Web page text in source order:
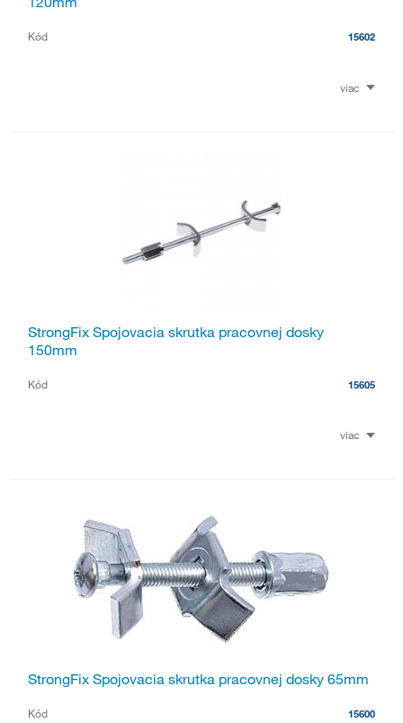
Kód 15602
viac
StrongFix Spojovacia skrutka pracovnej dosky
150mm
Kód 15605
viac
StrongFix Spojovacia skrutka pracovnej dosky 65mm
Kód 15600